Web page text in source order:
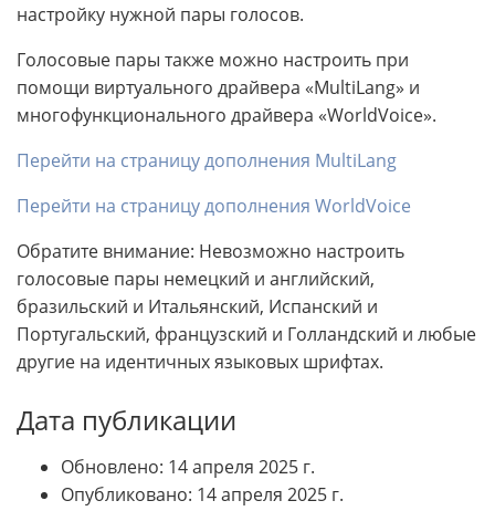
настройку нужной пары голосов.
Голосовые пары также можно настроить при
помощи виртуального драйвера «MultiLang» и
многофункционального драйвера «WorldVoice».
Перейти на страницу дополнения MultiLang
Перейти на страницу дополнения WorldVoice
Обратите внимание: Невозможно настроить
голосовые пары немецкий и английский,
бразильский и Итальянский, Испанский и
Португальский, французский и Голландский и любые
другие на идентичных языковых шрифтах.
Дата публикации
Обновлено: 14 апреля 2025 г.
Опубликовано: 14 апреля 2025 г.